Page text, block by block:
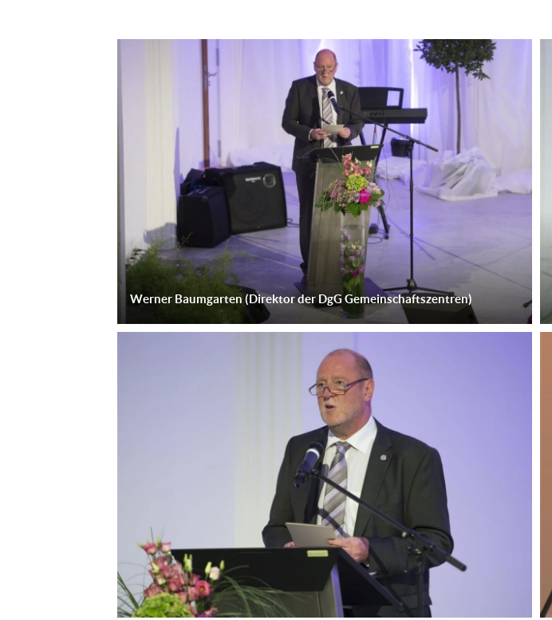
Werner Baumgarten (Direktor der DgG Gemeinschaftszentren)